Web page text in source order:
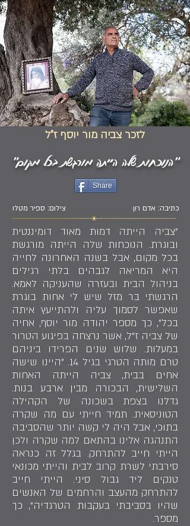
לזכר צביה מור יוסף ז"ל
"הנוכחות שלה הייתה מורגשת בכל מקום"
Share
צילום: ספיר מטלו כתיבה: אדם רון
"צביה הייתה דמות מאוד דומיננטית
ובוגרת. הנוכחות שלה הייתה מורגשת
בכל מקום, אבל בשנה האחרונה לחייה
היא המריאה לגבהים בלתי רגילים
בניהול הבית ובעזרה שהעניקה לאמא.
הרגשתי בר מזל שיש לי אחות בוגרת
שאפשר לסמוך עליה ולהתייעץ איתה
בכל", כך מספר יהודה מור יוסף, אחיה
של צביה ז"ל, אשר נרצחה בפיגוע הטרור
במעלות. שלוש שנים הפרידו ביניהם
טרם מותה הטרגי בגיל 14. "היינו שישה
אחים בבית, צביה הייתה האחות
השלישית, הבכורה מבין ארבע בנות.
גדלנו בצפת בשכונה של הקהילה
הטוניסאית. תמיד חייתי עם מה שקרה
בתוכי, אבל היה לי קשה יותר שהסביבה
התנהגה אלינו בהתאם למה שקרה ולכן
הייתי חייב להתרחק. בגלל זה כנראה
סירבתי לשרת קרוב לבית והייתי מכונאי
טנקים ליד גבול סיני. הייתי חייב
להתרחק מהעצב והרחמים של האנשים
שהיו בסביבתי בעקבות הטרגדיה", כך
מספר.